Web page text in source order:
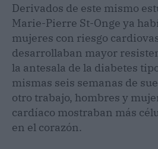
Derivados de este mismo
Marie-Pierre St-Onge ya
mujeres con riesgo
desarrollaban mayor
la antesala de la diabetes
mismas seis semanas de
otro trabajo, hombres y
cardíaco mostraban más
en el corazón.